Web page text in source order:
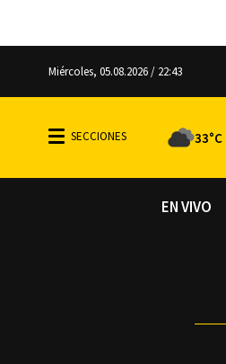
Miércoles, 05.08.2026 / 22:43
33°C
EN VIVO